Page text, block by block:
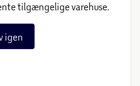
tilgængelige varehuse.
igen